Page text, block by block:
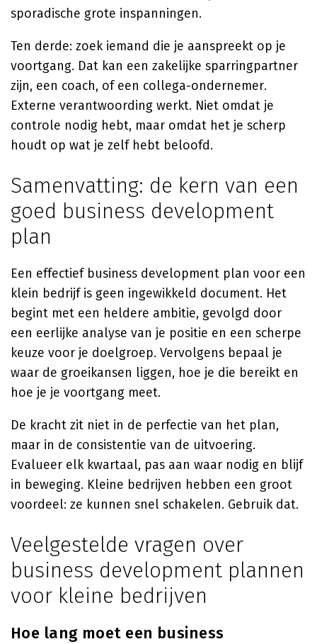
sporadische grote inspanningen.
Ten derde: zoek iemand die je aanspreekt op je
voortgang. Dat kan een zakelijke sparringpartner
zijn, een coach, of een collega-ondernemer.
Externe verantwoording werkt. Niet omdat je
controle nodig hebt, maar omdat het je scherp
houdt op wat je zelf hebt beloofd.
Samenvatting: de kern van een
goed business development
plan
Een effectief business development plan voor een
klein bedrijf is geen ingewikkeld document. Het
begint met een heldere ambitie, gevolgd door
een eerlijke analyse van je positie en een scherpe
keuze voor je doelgroep. Vervolgens bepaal je
waar de groeikansen liggen, hoe je die bereikt en
hoe je je voortgang meet.
De kracht zit niet in de perfectie van het plan,
maar in de consistentie van de uitvoering.
Evalueer elk kwartaal, pas aan waar nodig en blijf
in beweging. Kleine bedrijven hebben een groot
voordeel: ze kunnen snel schakelen. Gebruik dat.
Veelgestelde vragen over
business development plannen
voor kleine bedrijven
Hoe lang moet een business